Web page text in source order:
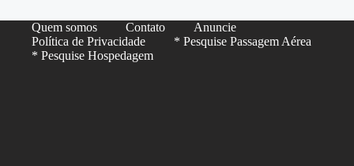
Quem somos Contato
Anuncie
Política de Privacidade
* Pesquise Passagem Aérea
* Pesquise Hospedagem